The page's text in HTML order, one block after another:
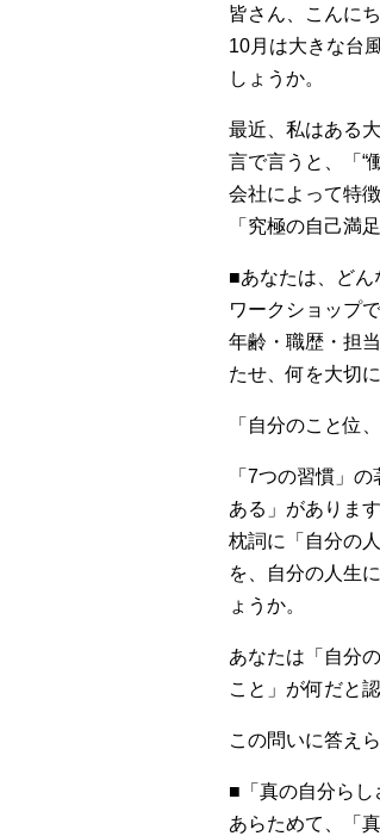
皆さん、こんに
10月は大きな台
しょうか。
最近、私はある
言で言うと、「“
会社によって特
「究極の自己満
■あなたは、どん
ワークショップ
年齢・職歴・担
たせ、何を大切
「自分のこと位
「7つの習慣」
ある」があります
枕詞に「自分の
を、自分の人生
ょうか。
あなたは「自分
こと」が何だと
この問いに答え
■「真の自分らし
あらためて、「